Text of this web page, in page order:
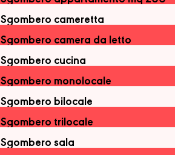
Sgombero cameretta
Sgombero camera da letto
Sgombero cucina
Sgombero monolocale
Sgombero bilocale
Sgombero trilocale
Sgombero sala